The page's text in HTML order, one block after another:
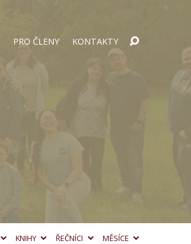
PRO ČLENY KONTAKTY
KNIHY ŘEČNÍCI MĚSÍCE